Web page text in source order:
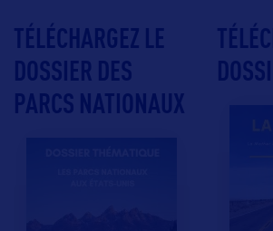
TÉLÉCHARGEZ LE
DOSSIER DES
PARCS NATIONAUX